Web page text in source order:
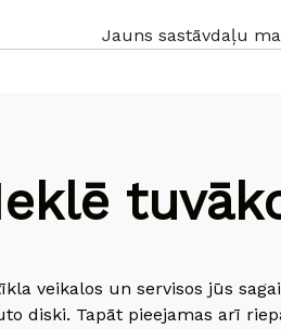
Jauns sastāvdaļu
veikalos un servisos jūs
diski. Tapāt pieejamas arī